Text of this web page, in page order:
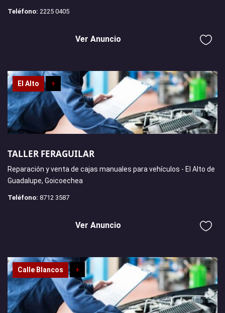
Teléfono: 2225 0405
Ver Anuncio
El Alto +
TALLER FERAGUILAR
Reparación y venta de cajas manuales para vehículos - El Alto de
Guadalupe, Goicoechea
Teléfono: 8712 3587
Ver Anuncio
Calle Blancos +